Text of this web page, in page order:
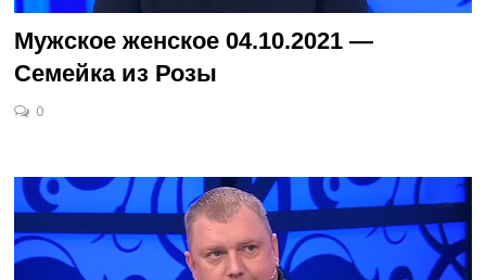
Мужское женское 04.10.2021 —
Семейка из Розы
0